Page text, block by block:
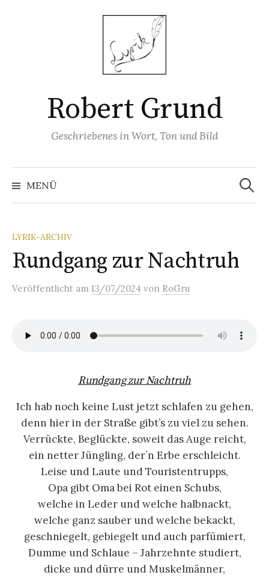
Robert Grund
Geschriebenes in Wort, Ton und Bild
MENÜ
Suchen
nach:
LYRIK-ARCHIV
Rundgang zur Nachtruh
Veröffentlicht am 13/07/2024 von RoGru
Rundgang zur Nachtruh
Ich hab noch keine Lust jetzt schlafen zu gehen,
denn hier in der Straße gibt’s zu viel zu sehen.
Verrückte, Beglückte, soweit das Auge reicht,
ein netter Jüngling, der´n Erbe erschleicht.
Leise und Laute und Touristentrupps,
Opa gibt Oma bei Rot einen Schubs,
welche in Leder und welche halbnackt,
welche ganz sauber und welche bekackt,
geschniegelt, gebiegelt und auch parfümiert,
Dumme und Schlaue – Jahrzehnte studiert,
dicke und dürre und Muskelmänner,